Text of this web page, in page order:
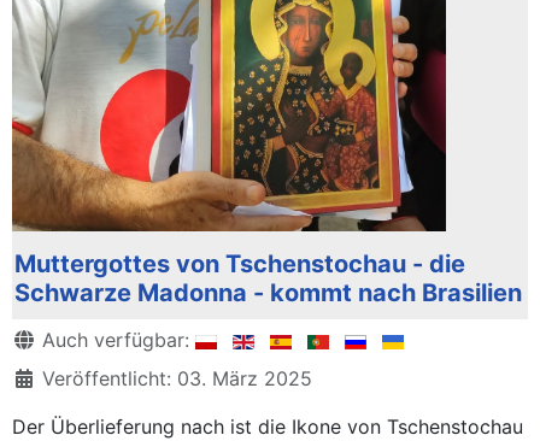
Muttergottes von Tschenstochau - die
Schwarze Madonna - kommt nach Brasilien
DetailsAuch verfügbar:
Veröffentlicht: 03. März 2025
Der Überlieferung nach ist die Ikone von Tschenstochau